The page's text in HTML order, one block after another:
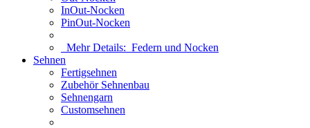
InOut-Nocken
PinOut-Nocken
Mehr Details: Federn und Nocken
Sehnen
Fertigsehnen
Zubehör Sehnenbau
Sehnengarn
Customsehnen